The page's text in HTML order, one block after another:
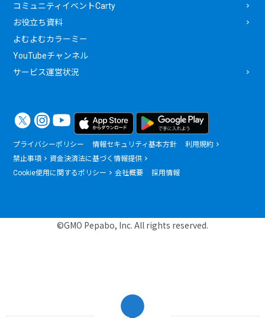
コミュニティイベントCarty
お役立ち資料
よむよむカラーミー
YouTubeチャンネル
サービス運営状況
プライバシーポリシー 情報セキュリティ基本方針
利用規約
禁止事項
資金決済法に基づく情報提供
Cookie使用に関するポリシー
会社概要 採用情報
©GMO Pepabo, Inc. All rights reserved.